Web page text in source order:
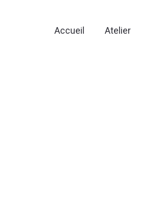
Accueil Atelier